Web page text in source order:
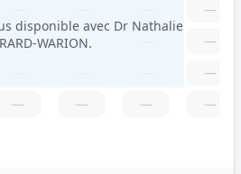
—
—
—
—
—
—
—
—
—
disponible avec Dr Nathalie
WARION.